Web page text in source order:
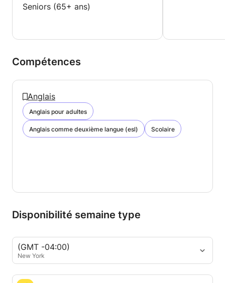
Seniors (65+ ans)
Compétences
Anglais
Anglais pour adultes
Anglais comme deuxième langue (esl) Scolaire
Disponibilité semaine type
(GMT -04:00)
New York